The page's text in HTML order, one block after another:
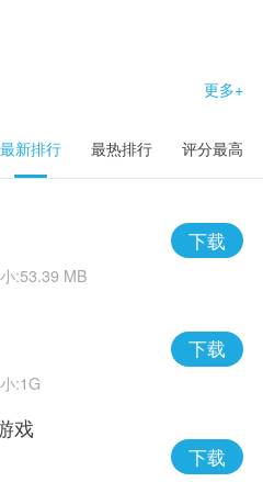
更多+
最新排行 最热排行 评分最高
:53.39 MB
下载
:1G
下载
戏
下载